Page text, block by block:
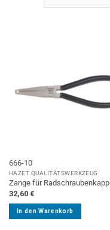
666-10
HAZET QUALITÄTSWERKZEUG
Zange für
32,60 €
In den Warenkorb